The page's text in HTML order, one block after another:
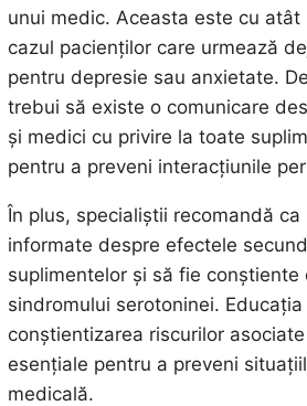
unui medic. Aceasta este cu
cazul pacienților care urmează
pentru depresie sau anxietate.
trebui să existe o comunicare
și medici cu privire la toate
pentru a preveni interacțiunile
În plus, specialiștii recomandă
informate despre efectele
suplimentelor și să fie conștiente
sindromului serotoninei.
conștientizarea riscurilor
esențiale pentru a preveni
medicală.